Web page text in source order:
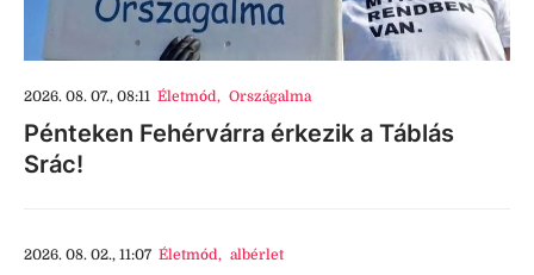
2026. 08. 07., 08:11 Életmód, Országalma
Pénteken Fehérvárra érkezik a Táblás
Srác!
2026. 08. 02., 11:07 Életmód, albérlet